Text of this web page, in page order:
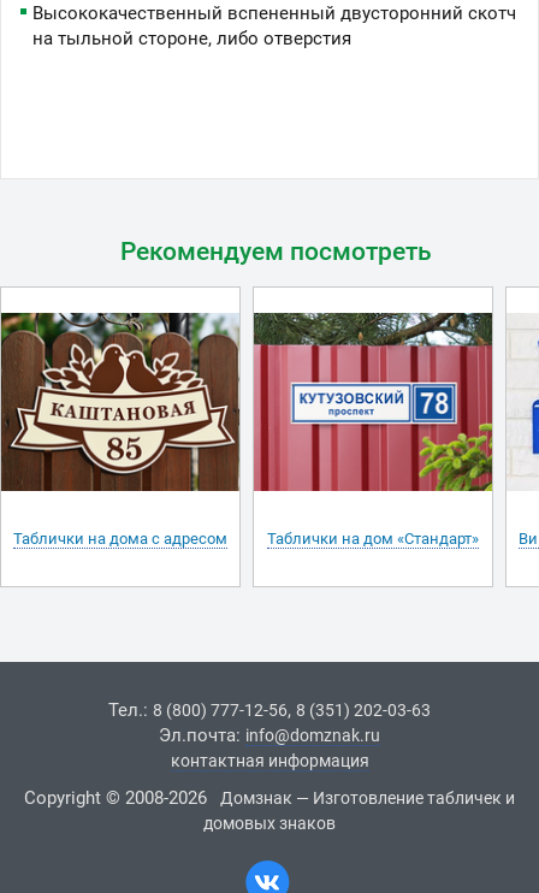
Высококачественный вспененный двусторонний скотч
на тыльной стороне, либо отверстия
Рекомендуем посмотреть
Таблички на дома с адресом Таблички на дом «Стандарт»
Тел.: 8 (800) 777-12-56, 8 (351) 202-03-63
Эл.почта: info@domznak.ru
контактная информация
Copyright © 2008-2026
Домзнак — Изготовление табличек и
домовых знаков